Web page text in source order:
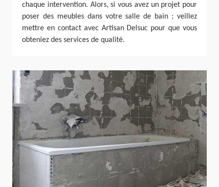
chaque intervention. Alors, si vous avez un projet pour
poser des meubles dans votre salle de bain ; veillez
mettre en contact avec Artisan Delsuc pour que vous
obteniez des services de qualité.